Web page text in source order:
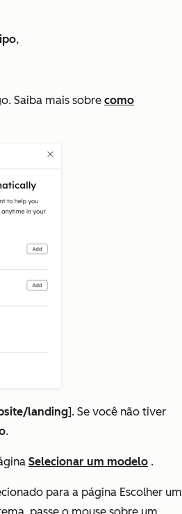
,
Saiba mais sobre como
landing]. Se você não tiver
.
Selecionar um modelo .
para a página Escolher um